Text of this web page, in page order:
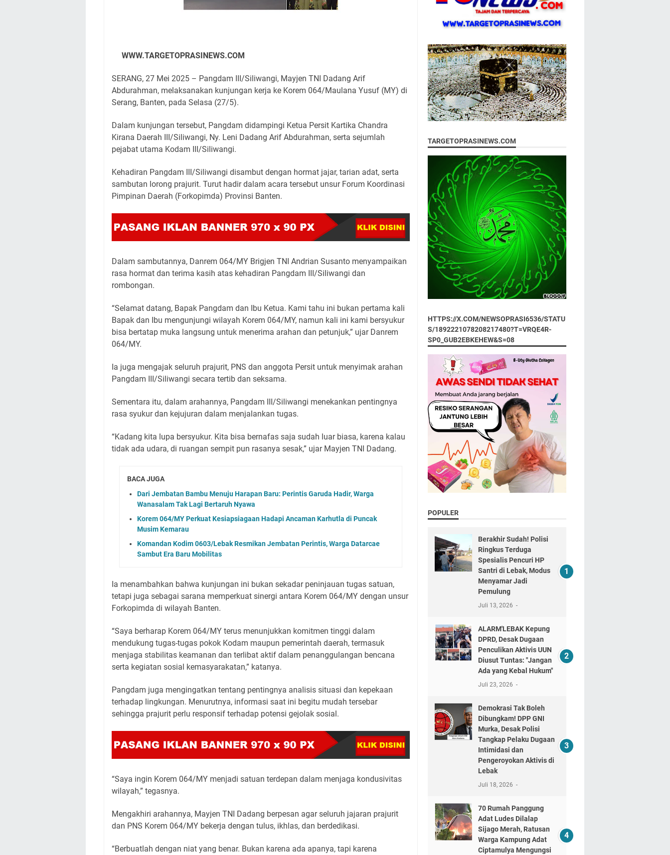
WWW.TARGETOPRASINEWS.COM
SERANG, 27 Mei 2025 – Pangdam III/Siliwangi, Mayjen TNI Dadang Arif
Abdurahman, melaksanakan kunjungan kerja ke Korem 064/Maulana Yusuf (MY) di
Serang, Banten, pada Selasa (27/5).
Dalam kunjungan tersebut, Pangdam didampingi Ketua Persit Kartika Chandra
Kirana Daerah III/Siliwangi, Ny. Leni Dadang Arif Abdurahman, serta sejumlah
pejabat utama Kodam III/Siliwangi.
Kehadiran Pangdam III/Siliwangi disambut dengan hormat jajar, tarian adat, serta
sambutan lorong prajurit. Turut hadir dalam acara tersebut unsur Forum Koordinasi
Pimpinan Daerah (Forkopimda) Provinsi Banten.
Dalam sambutannya, Danrem 064/MY Brigjen TNI Andrian Susanto menyampaikan
rasa hormat dan terima kasih atas kehadiran Pangdam III/Siliwangi dan
rombongan.
“Selamat datang, Bapak Pangdam dan Ibu Ketua. Kami tahu ini bukan pertama kali
Bapak dan Ibu mengunjungi wilayah Korem 064/MY, namun kali ini kami bersyukur
bisa bertatap muka langsung untuk menerima arahan dan petunjuk,” ujar Danrem
064/MY.
Ia juga mengajak seluruh prajurit, PNS dan anggota Persit untuk menyimak arahan
Pangdam III/Siliwangi secara tertib dan seksama.
Sementara itu, dalam arahannya, Pangdam III/Siliwangi menekankan pentingnya
rasa syukur dan kejujuran dalam menjalankan tugas.
“Kadang kita lupa bersyukur. Kita bisa bernafas saja sudah luar biasa, karena kalau
tidak ada udara, di ruangan sempit pun rasanya sesak,” ujar Mayjen TNI Dadang.
BACA JUGA
Dari Jembatan Bambu Menuju Harapan Baru: Perintis Garuda Hadir, Warga
Wanasalam Tak Lagi Bertaruh Nyawa
Korem 064/MY Perkuat Kesiapsiagaan Hadapi Ancaman Karhutla di Puncak
Musim Kemarau
Komandan Kodim 0603/Lebak Resmikan Jembatan Perintis, Warga Datarcae
Sambut Era Baru Mobilitas
Ia menambahkan bahwa kunjungan ini bukan sekadar peninjauan tugas satuan,
tetapi juga sebagai sarana memperkuat sinergi antara Korem 064/MY dengan unsur
Forkopimda di wilayah Banten.
“Saya berharap Korem 064/MY terus menunjukkan komitmen tinggi dalam
mendukung tugas-tugas pokok Kodam maupun pemerintah daerah, termasuk
menjaga stabilitas keamanan dan terlibat aktif dalam penanggulangan bencana
serta kegiatan sosial kemasyarakatan,” katanya.
Pangdam juga mengingatkan tentang pentingnya analisis situasi dan kepekaan
terhadap lingkungan. Menurutnya, informasi saat ini begitu mudah tersebar
sehingga prajurit perlu responsif terhadap potensi gejolak sosial.
“Saya ingin Korem 064/MY menjadi satuan terdepan dalam menjaga kondusivitas
wilayah,” tegasnya.
Mengakhiri arahannya, Mayjen TNI Dadang berpesan agar seluruh jajaran prajurit
dan PNS Korem 064/MY bekerja dengan tulus, ikhlas, dan berdedikasi.
“Berbuatlah dengan niat yang benar. Bukan karena ada apanya, tapi karena
TARGETOPRASINEWS.COM
HTTPS://X.COM/NEWSOPRASI6536/STATU
S/1892221078208217480?T=VRQE4R-
SP0_GUB2EBKEHEW&S=08
POPULER
Berakhir Sudah! Polisi
Ringkus Terduga
Spesialis Pencuri HP
Santri di Lebak, Modus
Menyamar Jadi
Pemulung
Juli 13, 2026
ALARM'LEBAK Kepung
DPRD, Desak Dugaan
Penculikan Aktivis UUN
Diusut Tuntas: "Jangan
Ada yang Kebal Hukum"
Juli 23, 2026
Demokrasi Tak Boleh
Dibungkam! DPP GNI
Murka, Desak Polisi
Tangkap Pelaku Dugaan
Intimidasi dan
Pengeroyokan Aktivis di
Lebak
Juli 18, 2026
70 Rumah Panggung
Adat Ludes Dilalap
Sijago Merah, Ratusan
Warga Kampung Adat
Ciptamulya Mengungsi